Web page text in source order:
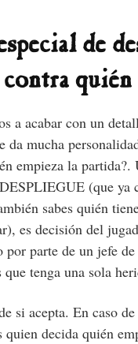
de
quién
a acabar con un
da mucha
empieza la
(que ya
sabes quién
es decisión del
por parte de un jefe
tenga una sola
si acepta. En caso
quien decida quién